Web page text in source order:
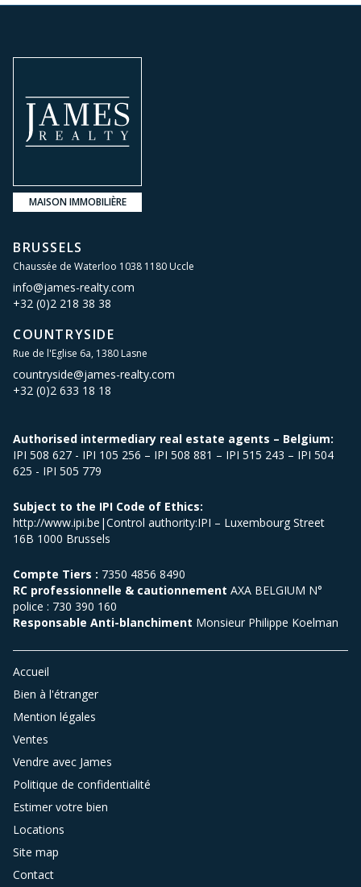
MAISON IMMOBILIÈRE
BRUSSELS
Chaussée de Waterloo 1038 1180 Uccle
info@james-realty.com
+32 (0)2 218 38 38
COUNTRYSIDE
Rue de l'Eglise 6a, 1380 Lasne
countryside@james-realty.com
+32 (0)2 633 18 18
Authorised intermediary real estate agents – Belgium:
IPI 508 627 - IPI 105 256 – IPI 508 881 – IPI 515 243 – IPI 504
625 - IPI 505 779
Subject to the IPI Code of Ethics:
http://www.ipi.be|Control authority:IPI – Luxembourg Street
16B 1000 Brussels
Compte Tiers : 7350 4856 8490
RC professionnelle & cautionnement AXA BELGIUM N°
police : 730 390 160
Responsable Anti-blanchiment Monsieur Philippe Koelman
Accueil
Bien à l'étranger
Mention légales
Ventes
Vendre avec James
Politique de confidentialité
Estimer votre bien
Locations
Site map
Contact